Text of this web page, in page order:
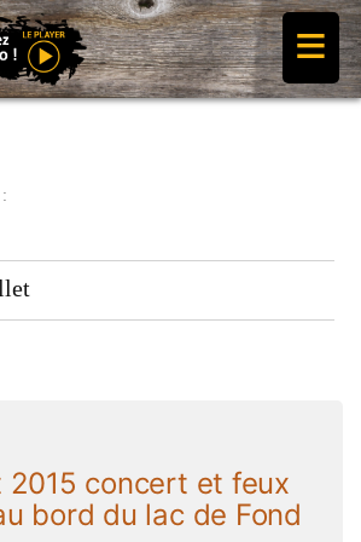
≡
2015 concert et feux
bord du lac de Fond